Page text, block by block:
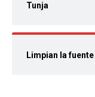
Tunja
Limpian la